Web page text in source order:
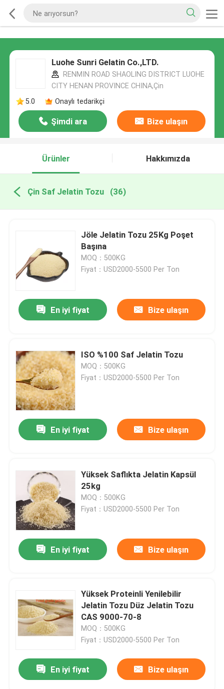
Luohe Sunri Gelatin Co.,LTD.
RENMIN ROAD SHAOLING DISTRICT LUOHE
CITY HENAN PROVINCE CHINA,Çin
5.0
Onaylı tedarikçi
Şimdi ara Bize ulaşın
Ürünler Hakkımızda
Çin Saf Jelatin Tozu (36)
Jöle Jelatin Tozu 25Kg Poşet
Başına
MOQ：500KG
Fiyat：USD2000-5500 Per Ton
En iyi fiyat Bize ulaşın
ISO %100 Saf Jelatin Tozu
MOQ：500KG
Fiyat：USD2000-5500 Per Ton
En iyi fiyat Bize ulaşın
Yüksek Saflıkta Jelatin Kapsül
25kg
MOQ：500KG
Fiyat：USD2000-5500 Per Ton
En iyi fiyat Bize ulaşın
Yüksek Proteinli Yenilebilir
Jelatin Tozu Düz Jelatin Tozu
CAS 9000-70-8
MOQ：500KG
Fiyat：USD2000-5500 Per Ton
En iyi fiyat Bize ulaşın